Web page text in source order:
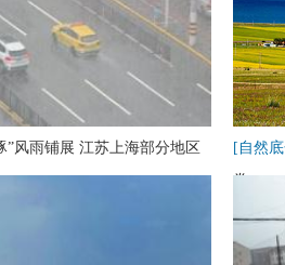
”风雨铺展 江苏上海部分地区
[自然
卷